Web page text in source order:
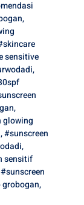
,
sensitive
,
,
glowing
,#sunscreen
,
sensitif
#sunscreen
,